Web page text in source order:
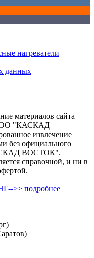
нагреватели
данных
материалов сайта
ООО "КАСКАД
извлечение
без официального
ВОСТОК".
справочной, и ни в
>> подробнее